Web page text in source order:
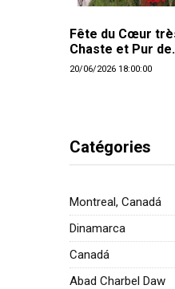
Fête du Cœur
Chaste et Pur de
Saint Joseph
20/06/2026 18:00:00
Catégories
Montreal, Canadá
Dinamarca
Canadá
Abad Charbel Daw